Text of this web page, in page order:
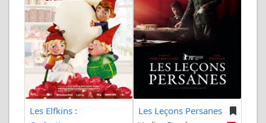
Les Elfkins :
Les Leçons Persanes